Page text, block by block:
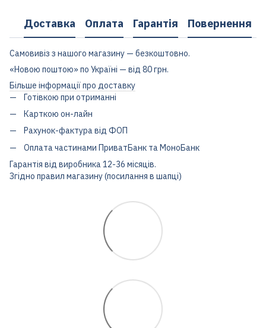
Доставка Оплата Гарантія Повернення
Самовивіз з нашого магазину — безкоштовно.
«Новою поштою» по Україні — від 80 грн.
Більше інформації про доставку
Готівкою при отриманні
Карткою он-лайн
Рахунок-фактура від ФОП
Оплата частинами ПриватБанк та МоноБанк
Гарантія від виробника 12-36 місяців.
Згідно правил магазину (посилання в шапці)